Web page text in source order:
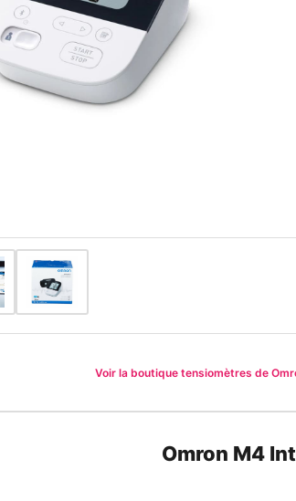
Voir la boutique tensiomètres de
Omron M4